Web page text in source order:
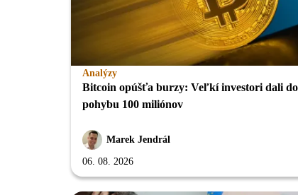
Analýzy
Bitcoin opúšťa burzy: Veľkí investori dali do
pohybu 100 miliónov
Marek Jendrál
06. 08. 2026